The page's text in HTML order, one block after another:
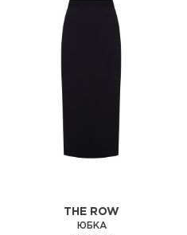
THE ROW
ЮБКА